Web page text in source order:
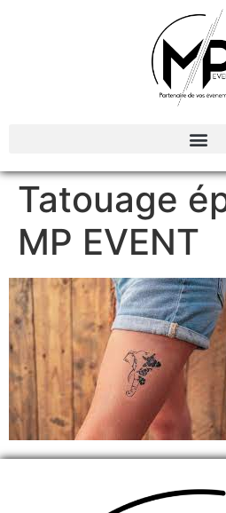
Tatouage
MP EVENT